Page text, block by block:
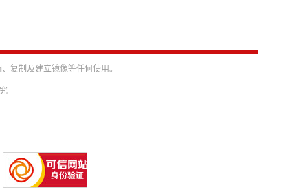
复制及建立镜像等任何使用。